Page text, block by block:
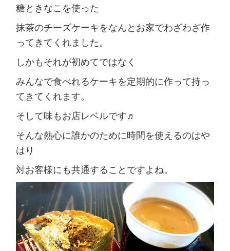
糖ときなこを使った
抹茶のチーズケーキをなんとお家でわざわざ作
ってきてくれました。
しかもそれが初めてではなく
みんなで食べれるケーキを定期的に作って持っ
てきてくれます。
そして味もお店レベルです♬
そんな熱心に誰かのために時間を使えるのはや
はり
対お客様にも共通することですよね。